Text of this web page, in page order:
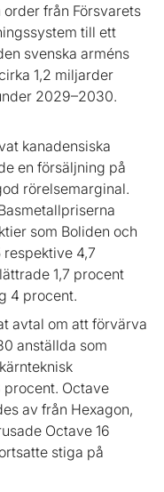
från Försvarets
till ett
svenska arméns
1,2 miljarder
2029–2030.
kanadensiska
en försäljning på
rörelsemarginal.
som Boliden och
4,7
1,7 procent
4 procent.
avtal om att förvärva
anställda som
Octave
av från Hexagon,
Octave 16
stiga på